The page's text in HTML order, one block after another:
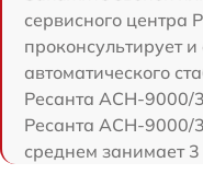
сервисного центра
проконсультирует
автоматического
Ресанта АСН-9000/
Ресанта АСН-9000/
среднем занимает